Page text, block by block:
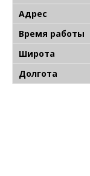
Адрес
Время работы
Широта
Долгота